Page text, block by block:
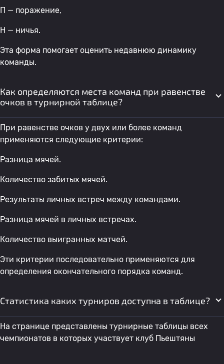
П — поражение,
Н — ничья.
Эта форма помогает оценить недавнюю динамику
команды.
Как определяются места команд при равенстве
очков в турнирной таблице?
При равенстве очков у двух или более команд
применяются следующие критерии:
Разница мячей.
Количество забитых мячей.
Результаты личных встреч между командами.
Разница мячей в личных встречах.
Количество выигранных матчей.
Эти критерии последовательно применяются для
определения окончательного порядка команд.
Статистика каких турниров доступна в таблице?
На странице представлены турнирные таблицы всех
чемпионатов в которых участвует клуб Пьештяны